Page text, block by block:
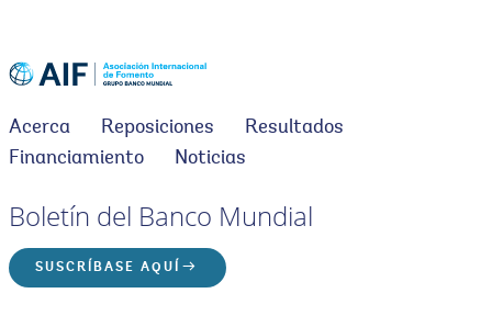
Acerca Reposiciones
Resultados
Financiamiento
Noticias
Boletín del Banco Mundial
SUSCRÍBASE AQUÍ